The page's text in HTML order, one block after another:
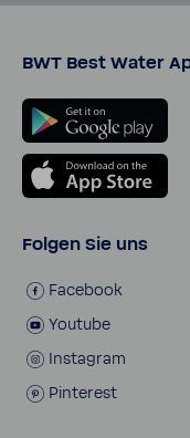
BWT Best Water
Folgen Sie uns
Face­book
Youtube
Insta­gram
Pinte­rest